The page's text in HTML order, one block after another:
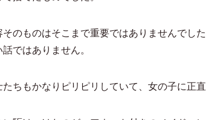
そのものはそこまで重要ではありませんでし
ではありません。
たちもかなりピリピリしていて、女の子に正